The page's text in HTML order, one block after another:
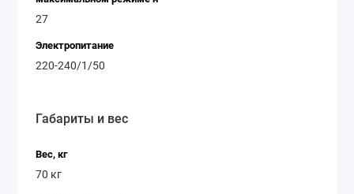
27
Электропитание
220-240/1/50
Габариты и вес
Вес, кг
70 кг